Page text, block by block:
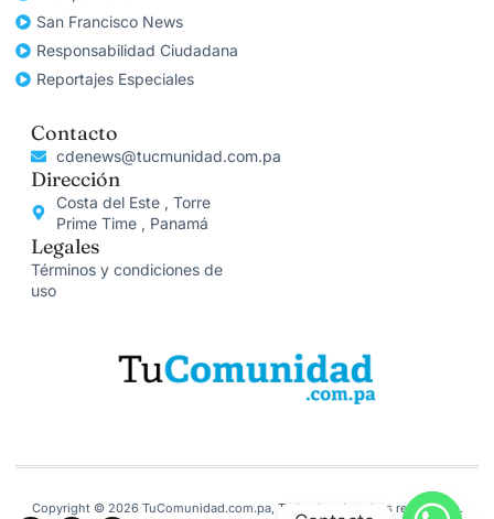
San Francisco News
Responsabilidad Ciudadana
Reportajes Especiales
Contacto
cdenews@tucmunidad.com.pa
Dirección
Costa del Este , Torre
Prime Time , Panamá
Legales
Términos y condiciones de
uso
Copyright © 2026 TuComunidad.com.pa, Todos los derechos reservados.